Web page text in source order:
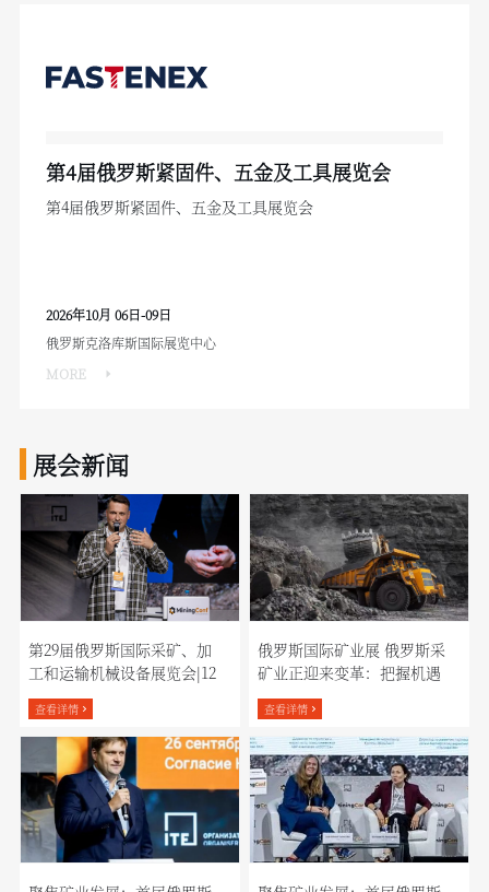
第4届俄罗斯紧固件、五金及工具展览会
第4届俄罗斯紧固件、五金及工具展览会
2026年10月 06日-09日
俄罗斯克洛库斯国际展览中心
MORE
展会新闻
第29届俄罗斯国际采矿、加
工和运输机械设备展览会|12
月2日至4日：与矿业企业采
购负责人直接对话
查看详情
俄罗斯国际矿业展 俄罗斯采
矿业正迎来变革：把握机遇
查看详情